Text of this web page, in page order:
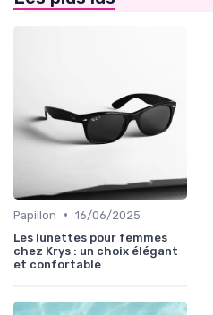
Papillon • 16/06/2025
Les lunettes pour femmes
chez Krys : un choix élégant
et confortable